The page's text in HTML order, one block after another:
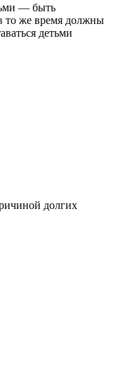
— быть
то же время должны
детьми
долгих